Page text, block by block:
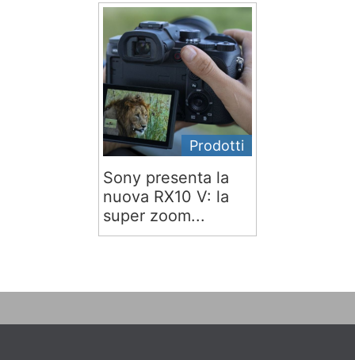
Prodotti
Sony presenta la
nuova RX10 V: la
super zoom...